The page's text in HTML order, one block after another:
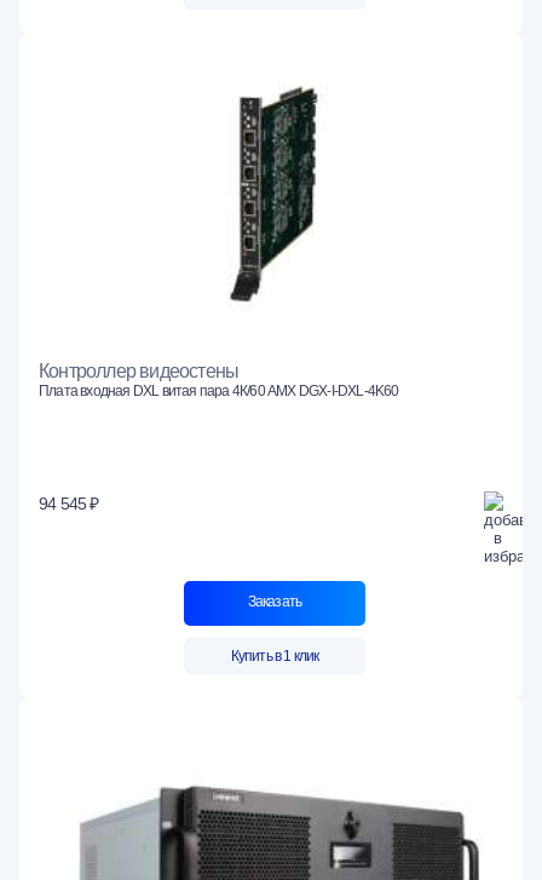
Контроллер видеостены
Плата входная DXL витая пара 4К/60 AMX DGX-I-DXL-4K60
94 545 ₽
Заказать
Купить в 1 клик